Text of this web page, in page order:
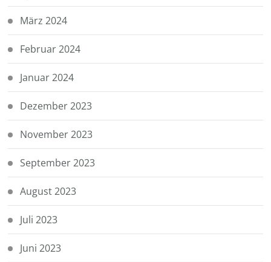
März 2024
Februar 2024
Januar 2024
Dezember 2023
November 2023
September 2023
August 2023
Juli 2023
Juni 2023